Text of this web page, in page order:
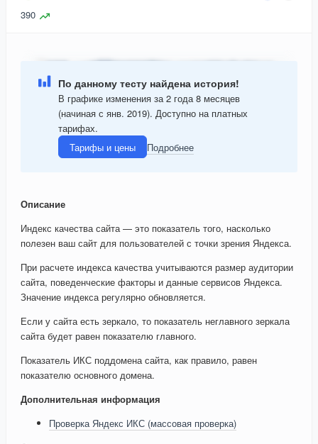
390
По данному тесту найдена история!
В графике изменения за 2 года 8 месяцев
(начиная с янв. 2019). Доступно на платных
тарифах.
Тарифы и цены
Подробнее
Описание
Индекс качества сайта — это показатель того, насколько
полезен ваш сайт для пользователей с точки зрения Яндекса.
При расчете индекса качества учитываются размер аудитории
сайта, поведенческие факторы и данные сервисов Яндекса.
Значение индекса регулярно обновляется.
Если у сайта есть зеркало, то показатель неглавного зеркала
сайта будет равен показателю главного.
Показатель ИКС поддомена сайта, как правило, равен
показателю основного домена.
Дополнительная информация
Проверка Яндекс ИКС (массовая проверка)